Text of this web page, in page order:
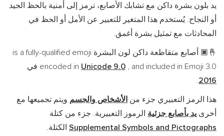
يد بلون بشرة داكن مع تشابك الأصابع، ترمز إلى أمنية بالحظ الجيد
أو النجاح. يُستخدم هذا المتغير للتعبير عن الأمل أو الحظ في
المحادثات مع تمثيل بشرة أغمق.
🤞🏿
أصابع متقاطعة داكن لون البشرة is a fully-qualified emoji
encoded in Unicode 9.0 , and included in Emoji 3.0 في
2016
.
هذا الرمز التعبيري جزء من الأشخاص والجسم ويتم تجميعها مع
أخرىيد بأصابع جزئية الرموز التعبيرية. جزء من كتلة
Supplemental Symbols and Pictographs الكتلة.